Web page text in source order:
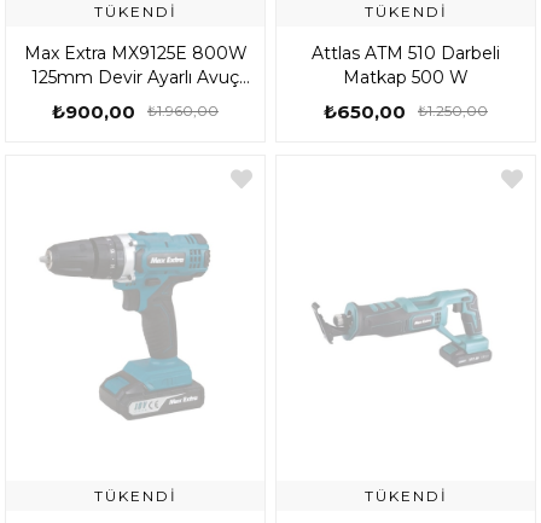
TÜKENDI
Max Extra MX9125E 800W
125mm Devir Ayarlı Avuç
Taşlama
₺900,00 ₺1.960,00
TÜKENDI
Attlas ATM 510 Darbeli
Matkap 500 W
₺650,00 ₺1.250,00
TÜKENDI TÜKENDI